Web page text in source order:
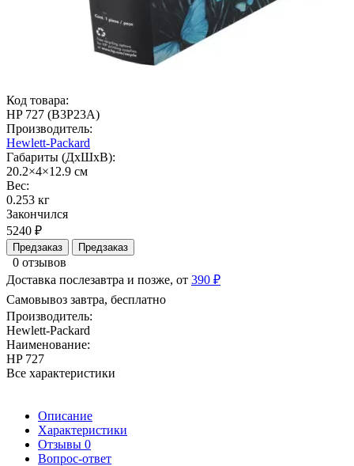
Код товара:
HP 727 (B3P23A)
Производитель:
Hewlett-Packard
Габариты (ДхШхВ):
20.2×4×12.9 см
Вес:
0.253 кг
Закончился
5240 ₽
Предзаказ Предзаказ
0 отзывов
Доставка послезавтра и позже, от 390 ₽
Самовывоз завтра, бесплатно
Производитель:
Hewlett-Packard
Наименование:
HP 727
Все характеристики
Описание
Характеристики
Отзывы 0
Вопрос-ответ